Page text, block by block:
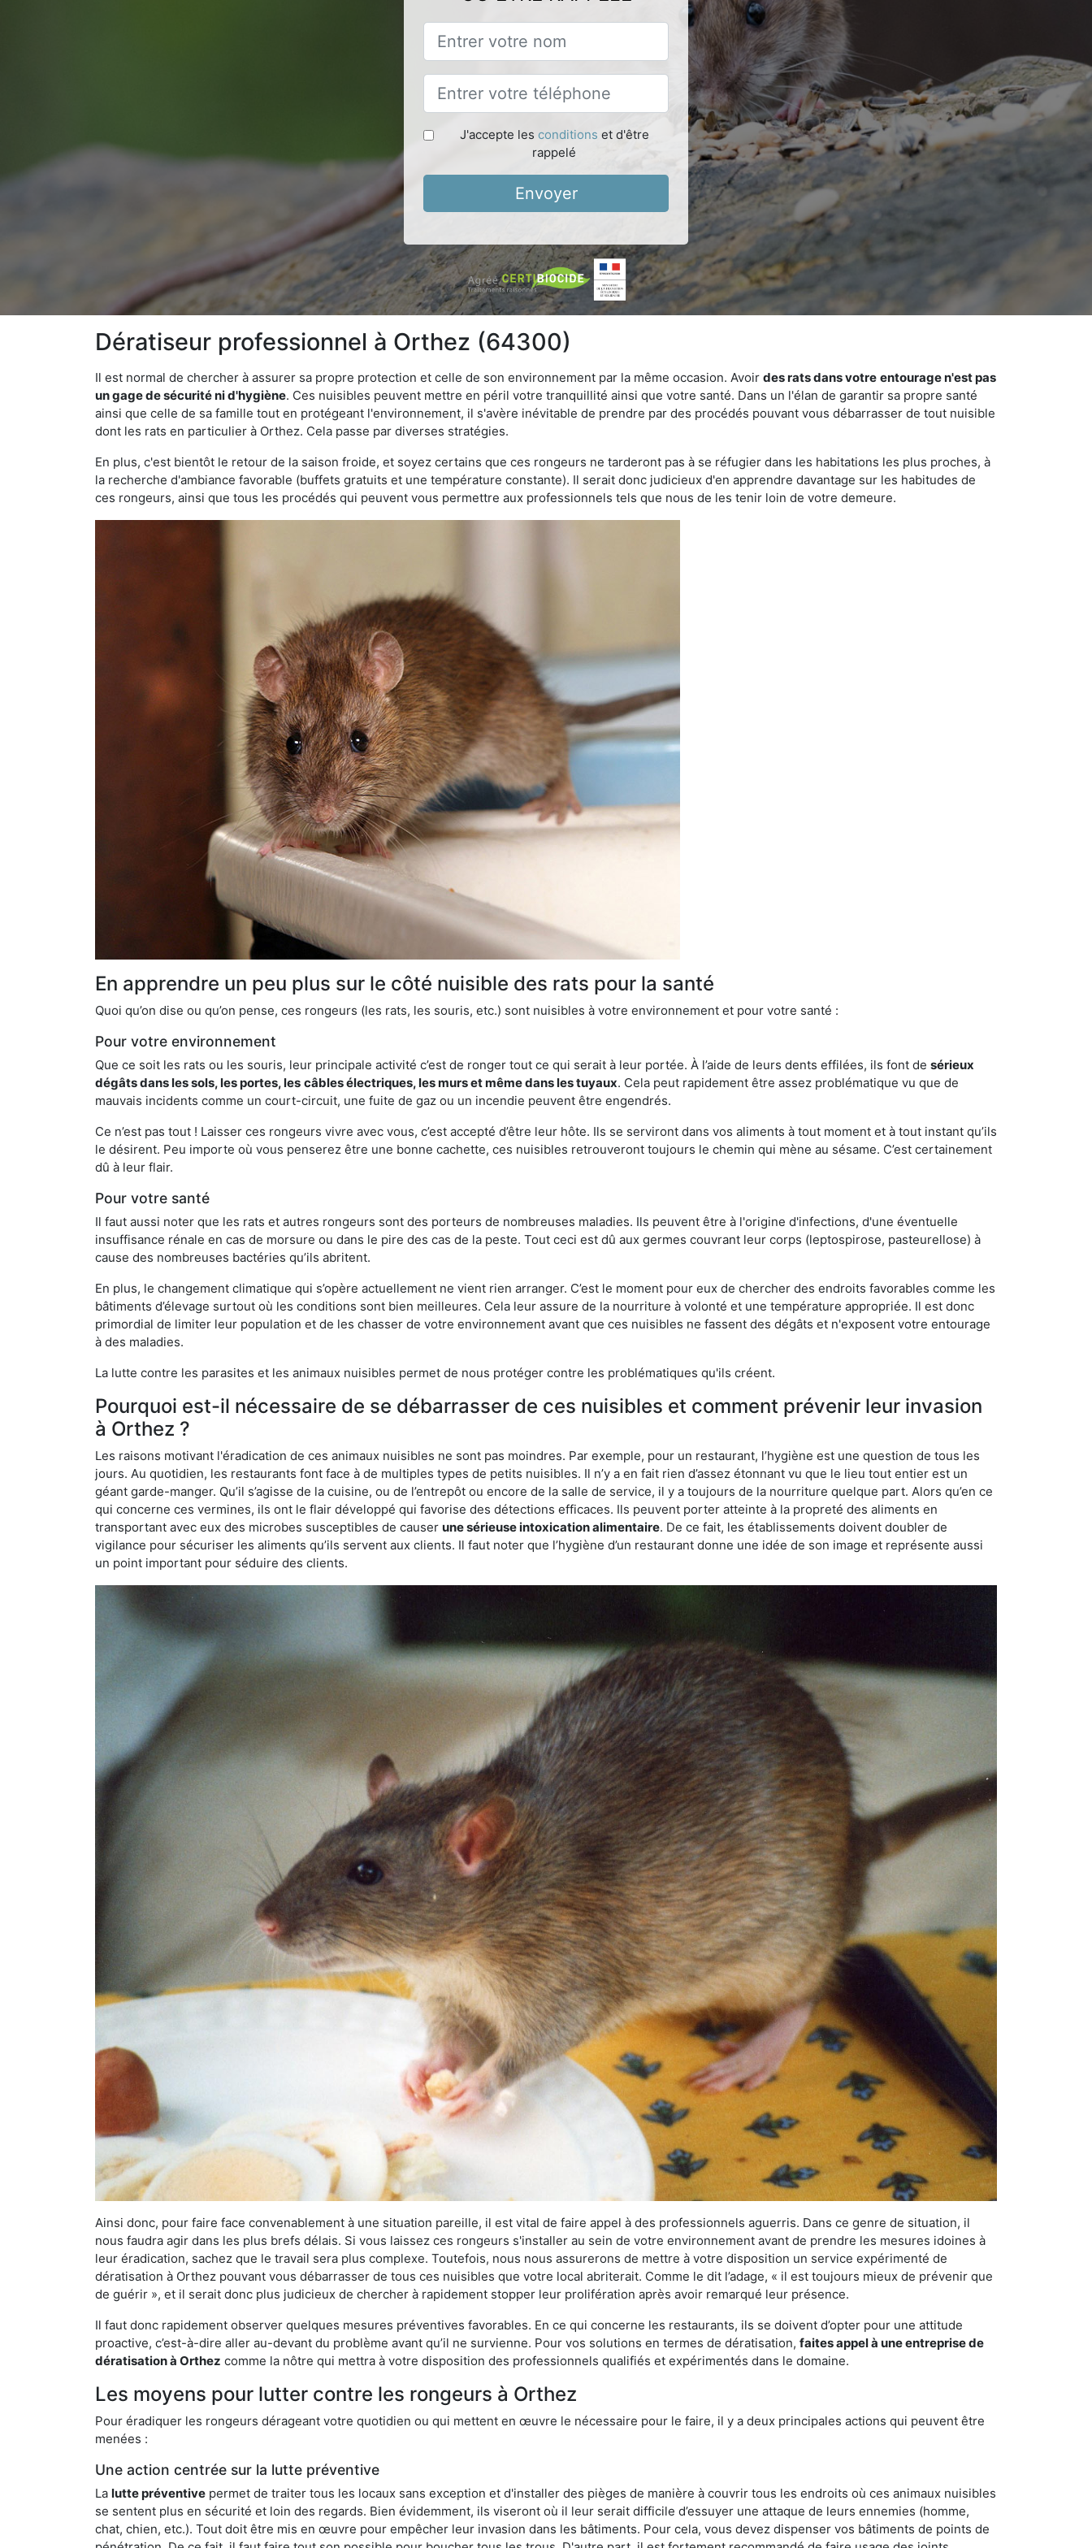
J'accepte les conditions et d'être
rappelé
Envoyer
Dératiseur professionnel à Orthez (64300)
Il est normal de chercher à assurer sa propre protection et celle de son environnement par la même occasion. Avoir des rats dans votre entourage n'est pas
un gage de sécurité ni d'hygiène. Ces nuisibles peuvent mettre en péril votre tranquillité ainsi que votre santé. Dans un l'élan de garantir sa propre santé
ainsi que celle de sa famille tout en protégeant l'environnement, il s'avère inévitable de prendre par des procédés pouvant vous débarrasser de tout nuisible
dont les rats en particulier à Orthez. Cela passe par diverses stratégies.
En plus, c'est bientôt le retour de la saison froide, et soyez certains que ces rongeurs ne tarderont pas à se réfugier dans les habitations les plus proches, à
la recherche d'ambiance favorable (buffets gratuits et une température constante). Il serait donc judicieux d'en apprendre davantage sur les habitudes de
ces rongeurs, ainsi que tous les procédés qui peuvent vous permettre aux professionnels tels que nous de les tenir loin de votre demeure.
En apprendre un peu plus sur le côté nuisible des rats pour la santé
Quoi qu’on dise ou qu’on pense, ces rongeurs (les rats, les souris, etc.) sont nuisibles à votre environnement et pour votre santé :
Pour votre environnement
Que ce soit les rats ou les souris, leur principale activité c’est de ronger tout ce qui serait à leur portée. À l’aide de leurs dents effilées, ils font de sérieux
dégâts dans les sols, les portes, les câbles électriques, les murs et même dans les tuyaux. Cela peut rapidement être assez problématique vu que de
mauvais incidents comme un court-circuit, une fuite de gaz ou un incendie peuvent être engendrés.
Ce n’est pas tout ! Laisser ces rongeurs vivre avec vous, c’est accepté d’être leur hôte. Ils se serviront dans vos aliments à tout moment et à tout instant qu’ils
le désirent. Peu importe où vous penserez être une bonne cachette, ces nuisibles retrouveront toujours le chemin qui mène au sésame. C’est certainement
dû à leur flair.
Pour votre santé
Il faut aussi noter que les rats et autres rongeurs sont des porteurs de nombreuses maladies. Ils peuvent être à l'origine d'infections, d'une éventuelle
insuffisance rénale en cas de morsure ou dans le pire des cas de la peste. Tout ceci est dû aux germes couvrant leur corps (leptospirose, pasteurellose) à
cause des nombreuses bactéries qu’ils abritent.
En plus, le changement climatique qui s’opère actuellement ne vient rien arranger. C’est le moment pour eux de chercher des endroits favorables comme les
bâtiments d’élevage surtout où les conditions sont bien meilleures. Cela leur assure de la nourriture à volonté et une température appropriée. Il est donc
primordial de limiter leur population et de les chasser de votre environnement avant que ces nuisibles ne fassent des dégâts et n'exposent votre entourage
à des maladies.
La lutte contre les parasites et les animaux nuisibles permet de nous protéger contre les problématiques qu'ils créent.
Pourquoi est-il nécessaire de se débarrasser de ces nuisibles et comment prévenir leur invasion
à Orthez ?
Les raisons motivant l'éradication de ces animaux nuisibles ne sont pas moindres. Par exemple, pour un restaurant, l’hygiène est une question de tous les
jours. Au quotidien, les restaurants font face à de multiples types de petits nuisibles. Il n’y a en fait rien d’assez étonnant vu que le lieu tout entier est un
géant garde-manger. Qu’il s’agisse de la cuisine, ou de l’entrepôt ou encore de la salle de service, il y a toujours de la nourriture quelque part. Alors qu’en ce
qui concerne ces vermines, ils ont le flair développé qui favorise des détections efficaces. Ils peuvent porter atteinte à la propreté des aliments en
transportant avec eux des microbes susceptibles de causer une sérieuse intoxication alimentaire. De ce fait, les établissements doivent doubler de
vigilance pour sécuriser les aliments qu’ils servent aux clients. Il faut noter que l’hygiène d’un restaurant donne une idée de son image et représente aussi
un point important pour séduire des clients.
Ainsi donc, pour faire face convenablement à une situation pareille, il est vital de faire appel à des professionnels aguerris. Dans ce genre de situation, il
nous faudra agir dans les plus brefs délais. Si vous laissez ces rongeurs s'installer au sein de votre environnement avant de prendre les mesures idoines à
leur éradication, sachez que le travail sera plus complexe. Toutefois, nous nous assurerons de mettre à votre disposition un service expérimenté de
dératisation à Orthez pouvant vous débarrasser de tous ces nuisibles que votre local abriterait. Comme le dit l’adage, « il est toujours mieux de prévenir que
de guérir », et il serait donc plus judicieux de chercher à rapidement stopper leur prolifération après avoir remarqué leur présence.
Il faut donc rapidement observer quelques mesures préventives favorables. En ce qui concerne les restaurants, ils se doivent d’opter pour une attitude
proactive, c’est-à-dire aller au-devant du problème avant qu’il ne survienne. Pour vos solutions en termes de dératisation, faites appel à une entreprise de
dératisation à Orthez comme la nôtre qui mettra à votre disposition des professionnels qualifiés et expérimentés dans le domaine.
Les moyens pour lutter contre les rongeurs à Orthez
Pour éradiquer les rongeurs dérageant votre quotidien ou qui mettent en œuvre le nécessaire pour le faire, il y a deux principales actions qui peuvent être
menées :
Une action centrée sur la lutte préventive
La lutte préventive permet de traiter tous les locaux sans exception et d'installer des pièges de manière à couvrir tous les endroits où ces animaux nuisibles
se sentent plus en sécurité et loin des regards. Bien évidemment, ils viseront où il leur serait difficile d’essuyer une attaque de leurs ennemies (homme,
chat, chien, etc.). Tout doit être mis en œuvre pour empêcher leur invasion dans les bâtiments. Pour cela, vous devez dispenser vos bâtiments de points de